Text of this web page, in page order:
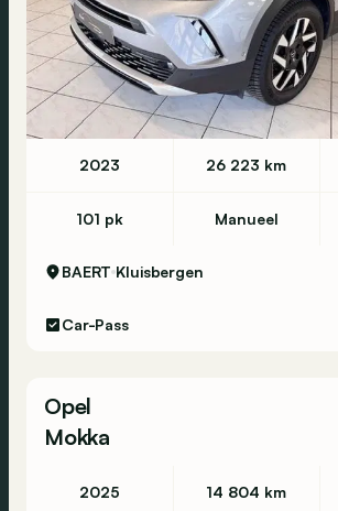
2023 26 223 km
101 pk Manueel
BAERT Kluisbergen
Car-Pass
Opel
Mokka
2025 14 804 km